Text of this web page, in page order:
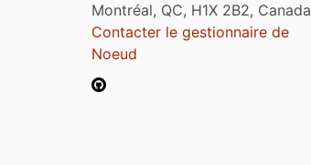
Montréal, QC, H1X 2B2, Canada
Contacter le gestionnaire de
Noeud